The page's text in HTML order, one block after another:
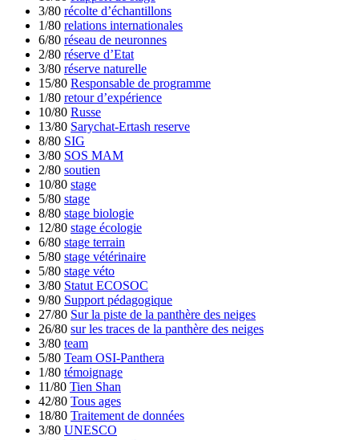
3/80 récolte d’échantillons
1/80 relations internationales
6/80 réseau de neuronnes
2/80 réserve d’Etat
3/80 réserve naturelle
15/80 Responsable de programme
1/80 retour d’expérience
10/80 Russe
13/80 Sarychat-Ertash reserve
8/80 SIG
3/80 SOS MAM
2/80 soutien
10/80 stage
5/80 stage
8/80 stage biologie
12/80 stage écologie
6/80 stage terrain
5/80 stage vétérinaire
5/80 stage véto
3/80 Statut ECOSOC
9/80 Support pédagogique
27/80 Sur la piste de la panthère des neiges
26/80 sur les traces de la panthère des neiges
3/80 team
5/80 Team OSI-Panthera
1/80 témoignage
11/80 Tien Shan
42/80 Tous ages
18/80 Traitement de données
3/80 UNESCO